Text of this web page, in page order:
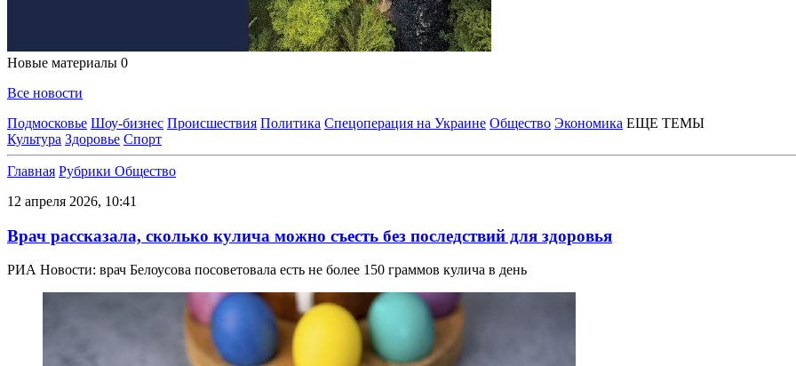
Новые материалы 0
Все новости
Подмосковье Шоу-бизнес Происшествия Политика Спецоперация на Украине Общество Экономика ЕЩЕ ТЕМЫ
Культура Здоровье Спорт
Главная Рубрики Общество
12 апреля 2026, 10:41
Врач рассказала, сколько кулича можно съесть без последствий для здоровья
РИА Новости: врач Белоусова посоветовала есть не более 150 граммов кулича в день